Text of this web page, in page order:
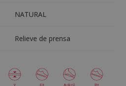
NATURAL
Relieve de prensa